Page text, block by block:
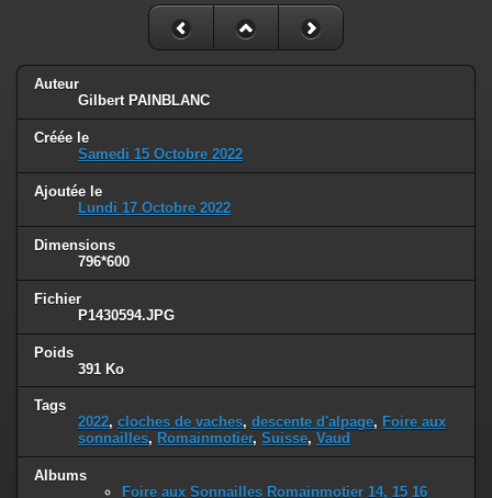
Auteur
Gilbert PAINBLANC
Créée le
Samedi 15 Octobre 2022
Ajoutée le
Lundi 17 Octobre 2022
Dimensions
796*600
Fichier
P1430594.JPG
Poids
391 Ko
Tags
2022, cloches de vaches, descente d'alpage, Foire aux
sonnailles, Romainmotier, Suisse, Vaud
Albums
Foire aux Sonnailles Romainmotier 14, 15 16